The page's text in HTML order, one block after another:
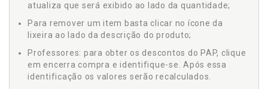
atualiza que será exibido ao lado da quantidade;
Para remover um item basta clicar no ícone da
lixeira ao lado da descrição do produto;
Professores: para obter os descontos do PAP, clique
em encerra compra e identifique-se. Após essa
identificação os valores serão recalculados.